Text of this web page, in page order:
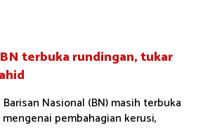
terbuka rundingan, tukar
Barisan Nasional (BN) masih terbuka
pembahagian kerusi,